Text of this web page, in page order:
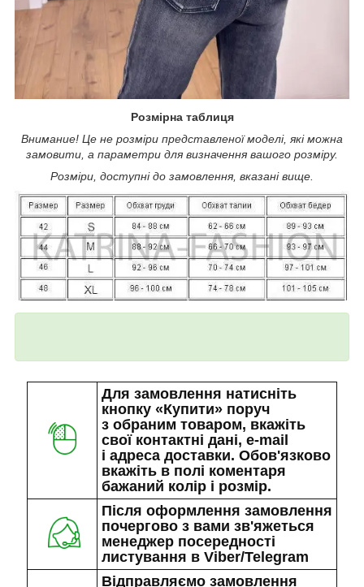
Розмірна таблиця
Внимание! Це не розміри представленої моделі, які можна
замовити, а параметри для визначення вашого розміру.
Розміри, доступні до замовлення, вказані вище.
Для замовлення натисніть
кнопку «Купити» поруч
з обраним товаром, вкажіть
свої контактні дані, e-mail
і адреса доставки. Обов'язково
вкажіть в полі коментаря
бажаний колір і розмір.
Після оформлення замовлення
почергово з вами зв'яжеться
менеджер посередності
листування в Viber/Telegram
Відправляємо замовлення